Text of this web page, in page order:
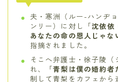
夫・寒洲（ルー-ハンヂ
ンリー）に対し「沈依依
あなたの命の恩人じゃな
指摘されました。
そこへ弁護士・徐子陵
れ、「青梨は僕の婚約者
制して青梨をカフェから